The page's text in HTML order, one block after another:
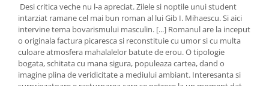
Desi critica veche nu l-a apreciat. Zilele si noptile unui student
intarziat ramane cel mai bun roman al lui Gib I. Mihaescu. Si aici
intervine tema bovarismului masculin. [...] Romanul are la inceput
o originala factura picaresca si reconstituie cu umor si cu multa
culoare atmosfera mahalalelor batute de erou. O tipologie
bogata, schitata cu mana sigura, populeaza cartea, dand o
imagine plina de veridicitate a mediului ambiant. Interesanta si